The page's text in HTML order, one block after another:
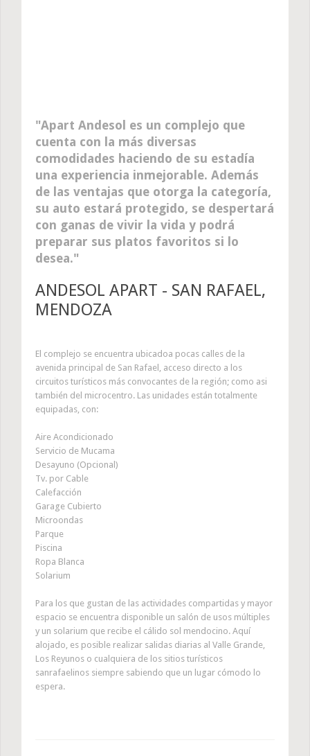
Apart Andesol es un complejo que
cuenta con la más diversas
comodidades haciendo de su estadía
una experiencia inmejorable. Además
de las ventajas que otorga la categoría,
su auto estará protegido, se despertará
con ganas de vivir la vida y podrá
preparar sus platos favoritos si lo
desea.
ANDESOL APART - SAN RAFAEL,
MENDOZA
El complejo se encuentra ubicadoa pocas calles de la
avenida principal de San Rafael, acceso directo a los
circuitos turísticos más convocantes de la región; como asi
también del microcentro. Las unidades están totalmente
equipadas, con:
Aire Acondicionado
Servicio de Mucama
Desayuno (Opcional)
Tv. por Cable
Calefacción
Garage Cubierto
Microondas
Parque
Piscina
Ropa Blanca
Solarium
Para los que gustan de las actividades compartidas y mayor
espacio se encuentra disponible un salón de usos múltiples
y un solarium que recibe el cálido sol mendocino. Aquí
alojado, es posible realizar salidas diarias al Valle Grande,
Los Reyunos o cualquiera de los sitios turísticos
sanrafaelinos siempre sabiendo que un lugar cómodo lo
espera.